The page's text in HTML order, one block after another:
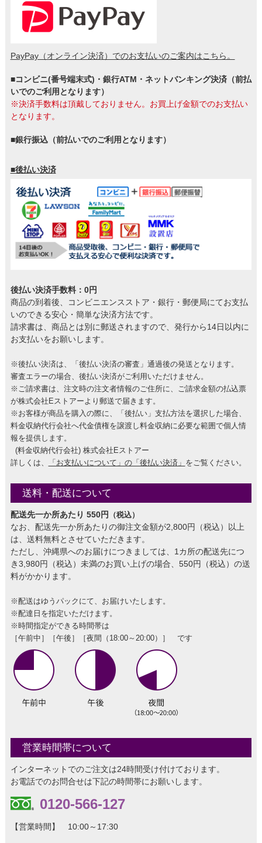
PayPay（オンライン決済）でのお支払いのご案内はこちら。
■コンビニ(番号端末式)・銀行ATM・ネットバンキング決済（前払
いでのご利用となります）
※決済手数料は頂戴しておりません。お買上げ金額でのお支払い
となります。
■銀行振込（前払いでのご利用となります）
■後払い決済
後払い決済手数料：0円
商品の到着後、コンビニエンスストア・銀行・郵便局にてお支払
いのできる安心・簡単な決済方法です。
請求書は、商品とは別に郵送されますので、発行から14日以内に
お支払いをお願いします。
※後払い決済は、「後払い決済の審査」通過後の発送となります。
審査エラーの場合、後払い決済がご利用いただけません。
※ご請求書は、注文時の注文者情報のご住所に、ご請求金額の払込票
が株式会社Eストアーより郵送で届きます。
※お客様が商品を購入の際に、「後払い」支払方法を選択した場合、
料金収納代行会社へ代金債権を譲渡し料金収納に必要な範囲で個人情
報を提供します。
(料金収納代行会社) 株式会社Eストアー
詳しくは、
「お支払いについて」の「後払い決済」 をご覧ください。
送料・配送について
配送先一か所あたり 550円 （税込）
なお、配送先一か所あたりの御注文金額が2,800円（税込）以上
は、送料無料とさせていただきます。
ただし、沖縄県へのお届けにつきましては、1カ所の配送先につ
き3,980円（税込）未満のお買い上げの場合、550円（税込）の送
料がかかります。
※配送はゆうパックにて、お届けいたします。
※配達日を指定いただけます。
※時間指定ができる時間帯は
［午前中］［午後］［夜間（18:00～20:00）］ です
営業時間帯について
インターネットでのご注文は24時間受け付けております。
お電話でのお問合せは下記の時間帯にお願いします。
0120-566-127
【営業時間】 10:00～17:30